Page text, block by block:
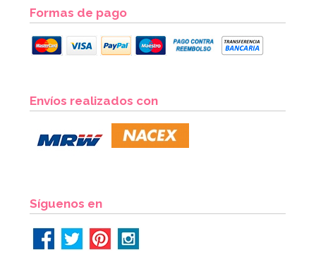
Formas de pago
Envíos realizados con
Síguenos en